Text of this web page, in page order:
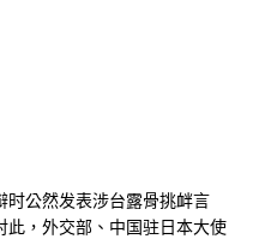
时公然发表涉台露骨挑衅言
，外交部、中国驻日本大使